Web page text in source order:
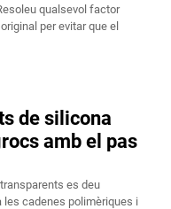
qualsevol factor
per evitar que el
de silicona
amb el pas
es deu
les cadenes polimèriques i